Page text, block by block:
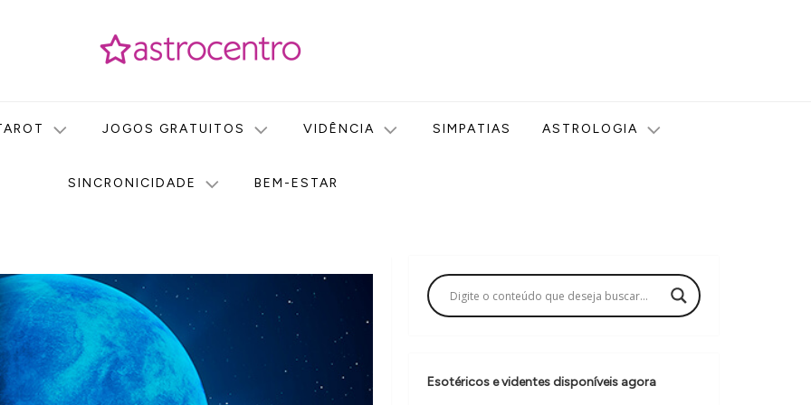
JOGOS GRATUITOS VIDÊNCIA SIMPATIAS ASTROLOGIA
SINCRONICIDADE BEM-ESTAR
Esotéricos e videntes disponíveis agora